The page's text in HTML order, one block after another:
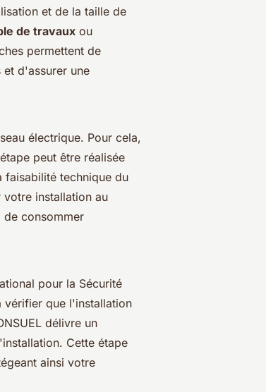
et de la taille de
de travaux ou
permettent de
d'assurer une
électrique. Pour cela,
peut être réalisée
faisabilité technique du
installation au
de consommer
pour la Sécurité
vérifier que l'installation
délivre un
Cette étape
ainsi votre